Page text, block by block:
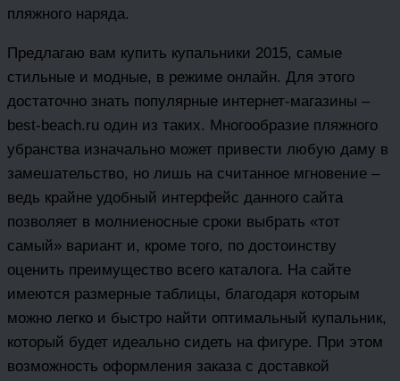
пляжного наряда.
Предлагаю вам купить купальники 2015, самые
стильные и модные, в режиме онлайн. Для этого
достаточно знать популярные интернет-магазины –
best-beach.ru один из таких. Многообразие пляжного
убранства изначально может привести любую даму в
замешательство, но лишь на считанное мгновение –
ведь крайне удобный интерфейс данного сайта
позволяет в молниеносные сроки выбрать «тот
самый» вариант и, кроме того, по достоинству
оценить преимущество всего каталога. На сайте
имеются размерные таблицы, благодаря которым
можно легко и быстро найти оптимальный купальник,
который будет идеально сидеть на фигуре. При этом
возможность оформления заказа с доставкой